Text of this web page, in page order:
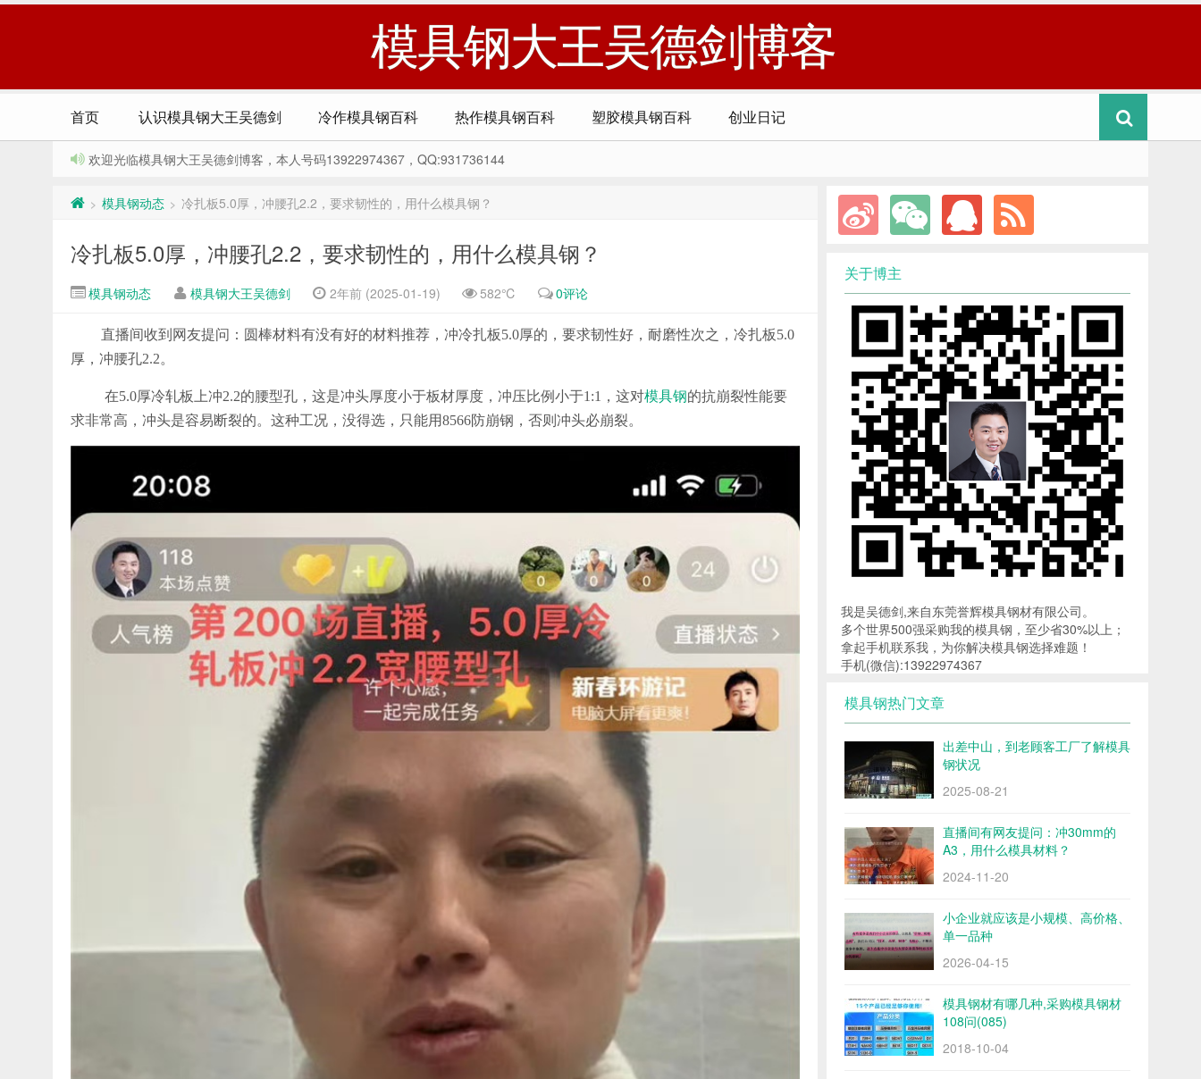
模具钢大王吴德剑博客
首页 认识模具钢大王吴德剑 冷作模具钢百科 热作模具钢百科 塑胶模具钢百科 创业日记
欢迎光临模具钢大王吴德剑博客，本人号码13922974367，QQ:931736144
> 模具钢动态 > 冷扎板5.0厚，冲腰孔2.2，要求韧性的，用什么模具钢？
冷扎板5.0厚，冲腰孔2.2，要求韧性的，用什么模具钢？
模具钢动态 模具钢大王吴德剑 2年前 (2025-01-19) 582℃ 0评论
直播间收到网友提问：圆棒材料有没有好的材料推荐，冲冷扎板5.0厚的，要求韧性好，耐磨性次之，冷扎板5.0
厚，冲腰孔2.2。
在5.0厚冷轧板上冲2.2的腰型孔，这是冲头厚度小于板材厚度，冲压比例小于1:1，这对模具钢的抗崩裂性能要
求非常高，冲头是容易断裂的。这种工况，没得选，只能用8566防崩钢，否则冲头必崩裂。
关于博主
我是吴德剑,来自东莞誉辉模具钢材有限公司。
多个世界500强采购我的模具钢，至少省30%以上；
拿起手机联系我，为你解决模具钢选择难题！
手机(微信):13922974367
模具钢热门文章
出差中山，到老顾客工厂了解模具
钢状况
2025-08-21
直播间有网友提问：冲30mm的
A3，用什么模具材料？
2024-11-20
小企业就应该是小规模、高价格、
单一品种
2026-04-15
模具钢材有哪几种,采购模具钢材
108问(085)
2018-10-04